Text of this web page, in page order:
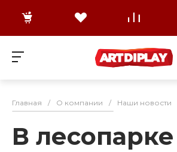
Главная / О компании / Наши новости
В лесопарке